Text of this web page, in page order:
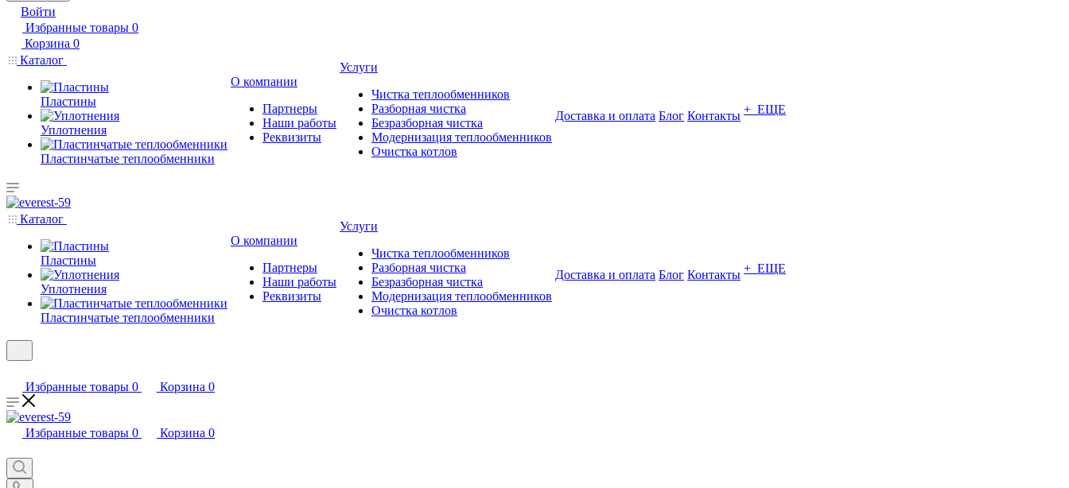
Войти
Избранные товары 0
Корзина 0
Каталог
Пластины
Уплотнения
Пластинчатые теплообменники
О компании
Партнеры
Наши работы
Реквизиты
Услуги
Чистка теплообменников
Разборная чистка
Безразборная чистка
Модернизация теплообменников
Очистка котлов
Доставка и оплата Блог Контакты + ЕЩЕ
Каталог
Пластины
Уплотнения
Пластинчатые теплообменники
О компании
Партнеры
Наши работы
Реквизиты
Услуги
Чистка теплообменников
Разборная чистка
Безразборная чистка
Модернизация теплообменников
Очистка котлов
Доставка и оплата Блог Контакты + ЕЩЕ
Избранные товары 0 Корзина 0
Избранные товары 0 Корзина 0